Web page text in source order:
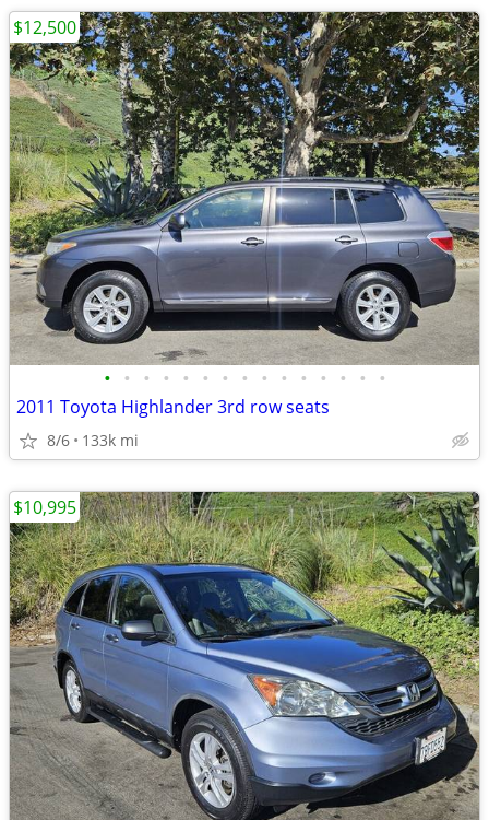
• • • • • • • • • • • • • • •
2011 Toyota Highlander 3rd row seats
8/6 133k mi
$12,500
$10,995